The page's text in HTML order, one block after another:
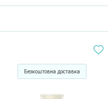
Безкоштовна доставка